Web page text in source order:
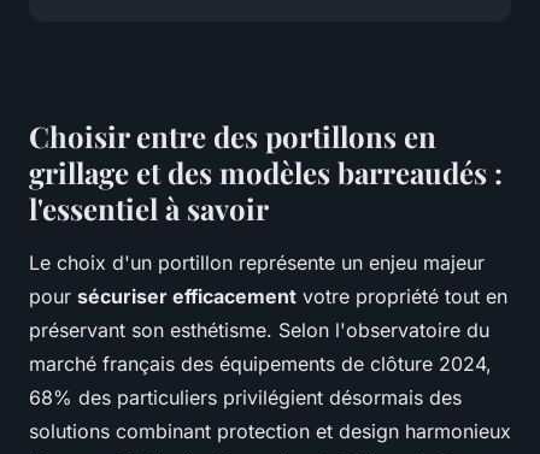
Choisir entre des portillons en
grillage et des modèles barreaudés :
l'essentiel à savoir
Le choix d'un portillon représente un enjeu majeur
pour sécuriser efficacement votre propriété tout en
préservant son esthétisme. Selon l'observatoire du
marché français des équipements de clôture 2024,
68% des particuliers privilégient désormais des
solutions combinant protection et design harmonieux